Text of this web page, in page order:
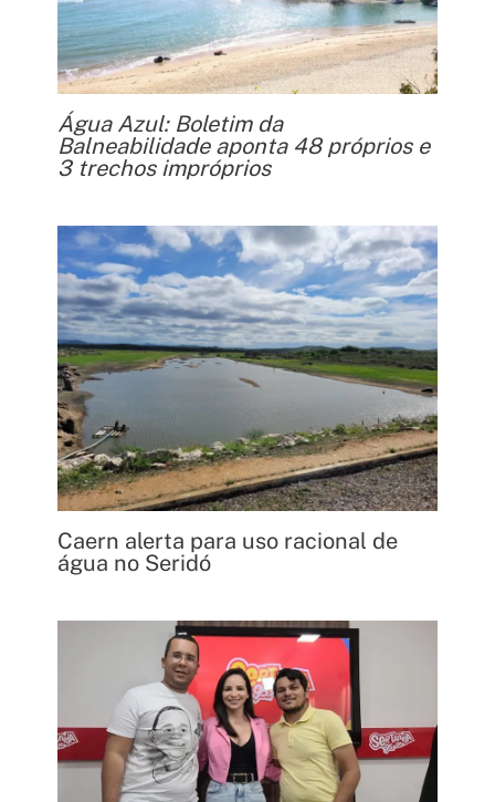
Água Azul: Boletim da
Balneabilidade aponta 48 próprios e
3 trechos impróprios
Caern alerta para uso racional de
água no Seridó